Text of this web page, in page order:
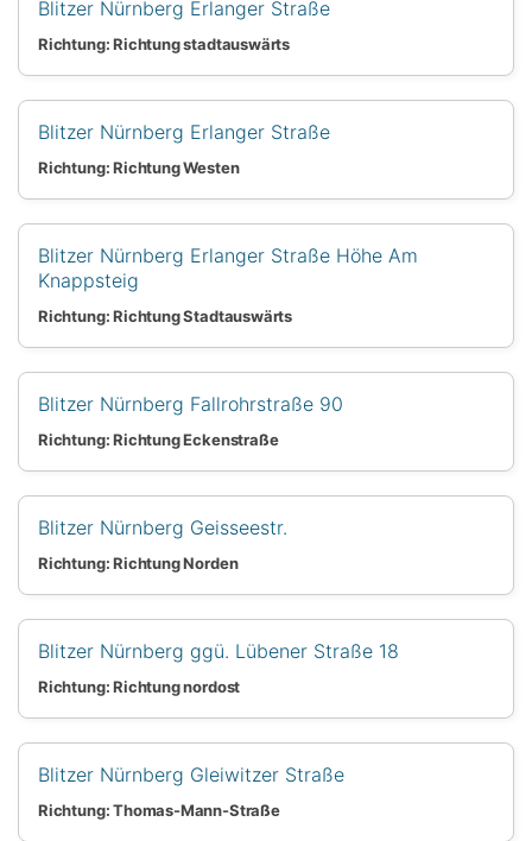
Blitzer Nürnberg Erlanger Straße
Richtung: Richtung stadtauswärts
Blitzer Nürnberg Erlanger Straße
Richtung: Richtung Westen
Blitzer Nürnberg Erlanger Straße Höhe Am
Knappsteig
Richtung: Richtung Stadtauswärts
Blitzer Nürnberg Fallrohrstraße 90
Richtung: Richtung Eckenstraße
Blitzer Nürnberg Geisseestr.
Richtung: Richtung Norden
Blitzer Nürnberg ggü. Lübener Straße 18
Richtung: Richtung nordost
Blitzer Nürnberg Gleiwitzer Straße
Richtung: Thomas-Mann-Straße